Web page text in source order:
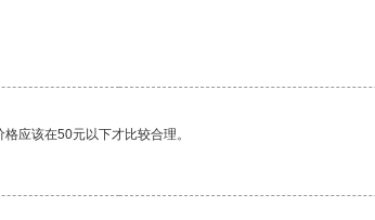
应该在50元以下才比较合理。